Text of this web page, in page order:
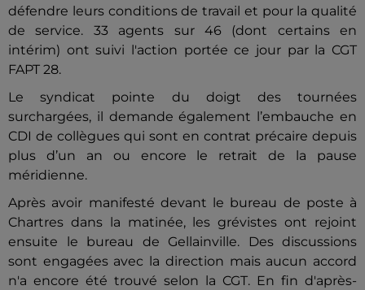
défendre leurs conditions de travail et pour la qualité
de service. 33 agents sur 46 (dont certains en
intérim) ont suivi l'action portée ce jour par la CGT
FAPT 28.
Le syndicat pointe du doigt des tournées
surchargées, il demande également l’embauche en
CDI de collègues qui sont en contrat précaire depuis
plus d’un an ou encore le retrait de la pause
méridienne.
Après avoir manifesté devant le bureau de poste à
Chartres dans la matinée, les grévistes ont rejoint
ensuite le bureau de Gellainville. Des discussions
sont engagées avec la direction mais aucun accord
n'a encore été trouvé selon la CGT. En fin d'après-